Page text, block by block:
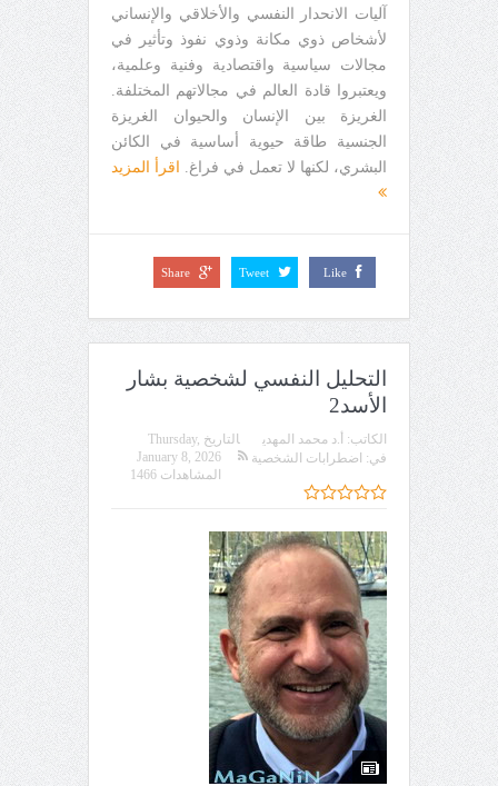
آليات الانحدار النفسي والأخلاقي والإنساني
لأشخاص ذوي مكانة وذوي نفوذ وتأثير في
مجالات سياسية واقتصادية وفنية وعلمية،
ويعتبروا قادة العالم في مجالاتهم المختلفة.
الغريزة بين الإنسان والحيوان الغريزة
الجنسية طاقة حيوية أساسية في الكائن
البشري، لكنها لا تعمل في فراغ.
اقرأ المزيد
Like
Tweet
Share
التحليل النفسي لشخصية بشار
الأسد2
الكاتب: أ.د محمد المهدي التاريخ Thursday,
January 8, 2026
في: اضطرابات الشخصية
المشاهدات 1466